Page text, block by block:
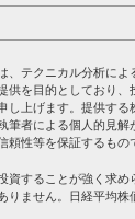
、テクニカル分析に
供を目的としており
し上げます。提供す
筆者による個人的見
頼性等を保証するもの
資することが強く求め
りません。日経平均